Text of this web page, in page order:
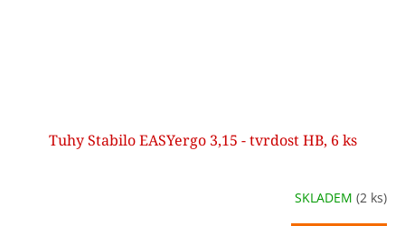
Tuhy Stabilo EASYergo 3,15 - tvrdost HB, 6 ks
SKLADEM (2 ks)